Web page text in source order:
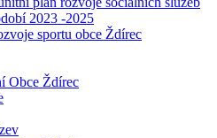
2023 -2025
sportu obce Ždírec
Obce Ždírec